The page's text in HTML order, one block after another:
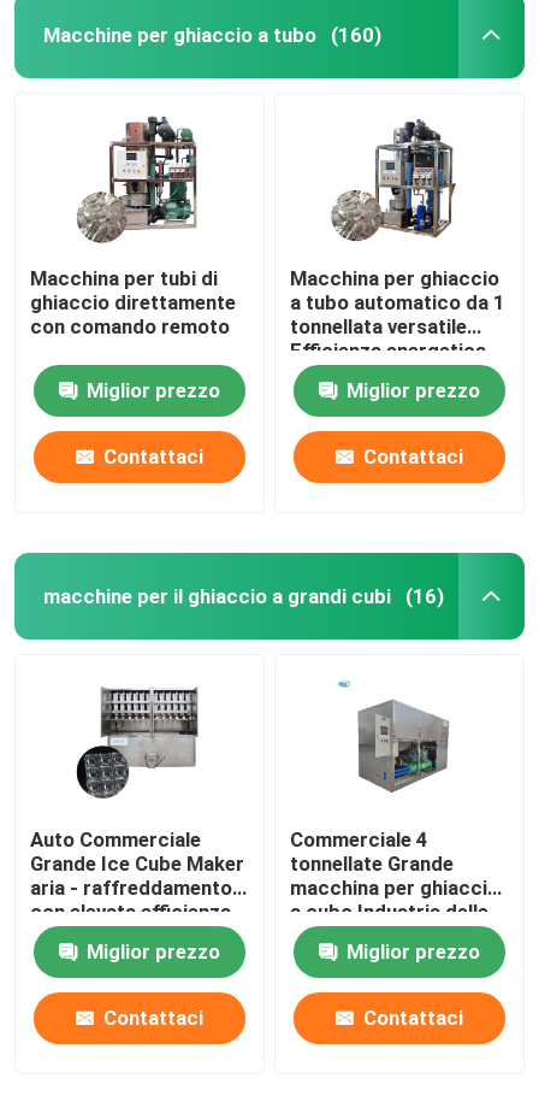
Macchine per ghiaccio a tubo (160)
Macchina per tubi di
ghiaccio direttamente
con comando remoto
Miglior prezzo
Contattaci
Macchina per ghiaccio
a tubo automatico da 1
tonnellata versatile
Efficienza energetica
Miglior prezzo
Contattaci
macchine per il ghiaccio a grandi cubi (16)
Auto Commerciale
Grande Ice Cube Maker
aria - raffreddamento
con elevata efficienza
Miglior prezzo
Contattaci
Commerciale 4
tonnellate Grande
macchina per ghiaccio
a cubo Industria delle
bevande Grande
fabbricante di ghiaccio
a cubo
Miglior prezzo
Contattaci